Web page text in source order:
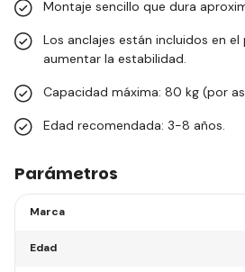
Montaje sencillo que dura
Los anclajes están incluidos en
aumentar la estabilidad.
Capacidad máxima: 80 kg (por
Edad recomendada: 3-8 años.
Parámetros
Marca
Edad